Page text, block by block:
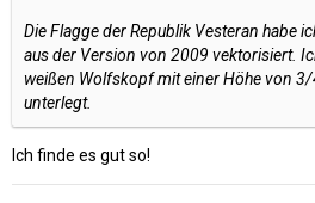
Die Flagge der Republik Vesteran habe
aus der Version von 2009 vektorisiert.
weißen Wolfskopf mit einer Höhe von
unterlegt.
Ich finde es gut so!